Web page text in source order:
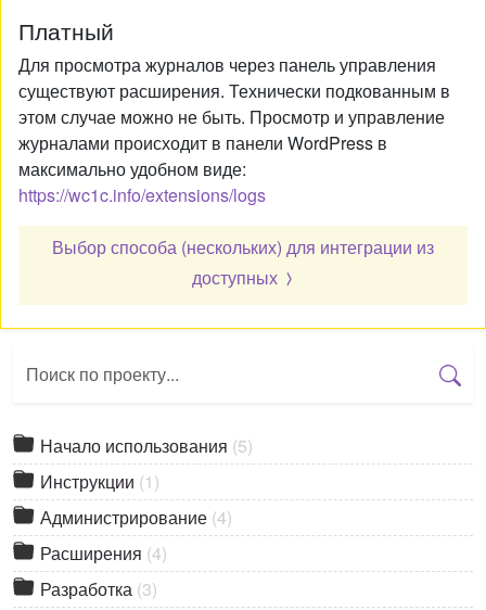
Платный
Для просмотра журналов через панель управления
существуют расширения. Технически подкованным в
этом случае можно не быть. Просмотр и управление
журналами происходит в панели WordPress в
максимально удобном виде:
https://wc1c.info/extensions/logs
Выбор способа (нескольких) для интеграции из
доступных
Начало использования (5)
Инструкции (1)
Администрирование (4)
Расширения (4)
Разработка (3)